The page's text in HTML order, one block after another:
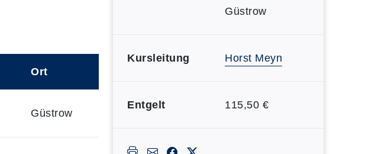
Ort
Güstrow
Güstrow
Kursleitung Horst Meyn
Entgelt 115,50 €